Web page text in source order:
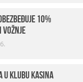
10%
vožnje
u klubu Kasina